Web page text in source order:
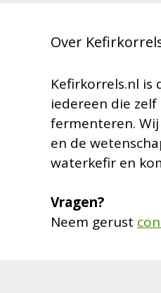
Over
Kefirkorrels.nl
iedereen die
fermenteren.
en de
waterkefir en
Vragen?
Neem gerust